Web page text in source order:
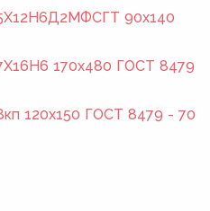
90x140
170x480 ГОСТ 8479
120x150 ГОСТ 8479 - 70